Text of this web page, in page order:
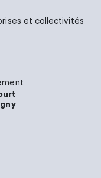
et collectivités